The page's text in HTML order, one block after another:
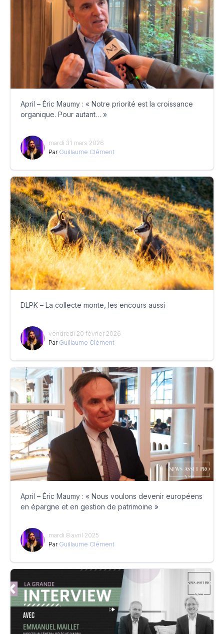
April – Éric Maumy : « Notre priorité est la croissance
organique. Pour autant… »
mardi 31 mars 2026
Par Guillaume Clément
DLPK – La collecte monte, les encours aussi
vendredi 20 février 2026
Par Guillaume Clément
April – Éric Maumy : « Nous voulons devenir européens
en épargne et en gestion de patrimoine »
mardi 8 avril 2025
Par Guillaume Clément